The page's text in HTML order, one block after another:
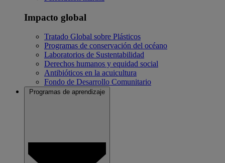
Impacto global
Tratado Global sobre Plásticos
Programas de conservación del océano
Laboratorios de Sustentabilidad
Derechos humanos y equidad social
Antibióticos en la acuicultura
Fondo de Desarrollo Comunitario
Programas de aprendizaje